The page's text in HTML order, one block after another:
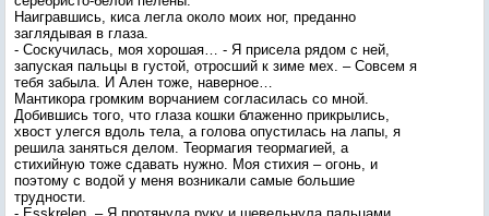
Наигравшись, киса легла около моих ног, преданно
заглядывая в глаза.
- Соскучилась, моя хорошая… - Я присела рядом с ней,
запуская пальцы в густой, отросший к зиме мех. – Совсем я
тебя забыла. И Ален тоже, наверное…
Мантикора громким ворчанием согласилась со мной.
Добившись того, что глаза кошки блаженно прикрылись,
хвост улегся вдоль тела, а голова опустилась на лапы, я
решила заняться делом. Теормагия теормагией, а
стихийную тоже сдавать нужно. Моя стихия – огонь, и
поэтому с водой у меня возникали самые большие
трудности.